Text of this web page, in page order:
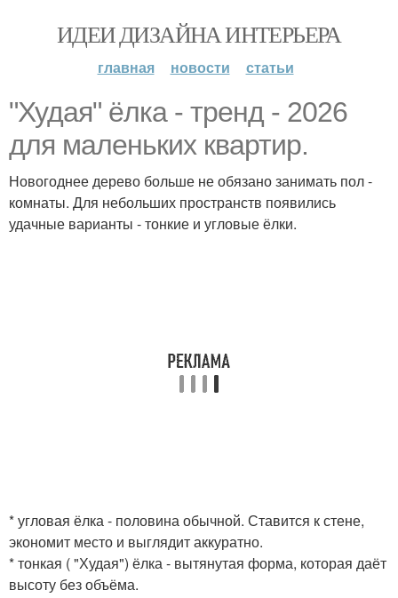
ИДЕИ ДИЗАЙНА ИНТЕРЬЕРА
главная новости статьи
"Худая" ёлка - тренд - 2026
для маленьких квартир.
Новогоднее дерево больше не обязано занимать пол -
комнаты. Для небольших пространств появились
удачные варианты - тонкие и угловые ёлки.
* угловая ёлка - половина обычной. Ставится к стене,
экономит место и выглядит аккуратно.
* тонкая ( "Худая") ёлка - вытянутая форма, которая даёт
высоту без объёма.